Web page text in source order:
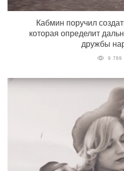
Кабмин поручил
которая определит
дружбы
9 789